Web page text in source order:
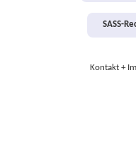
SASS-
Kontakt +